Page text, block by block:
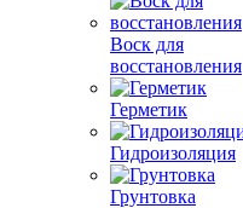
Воск для
восстановления
Герметик
Гидроизоляция
Грунтовка